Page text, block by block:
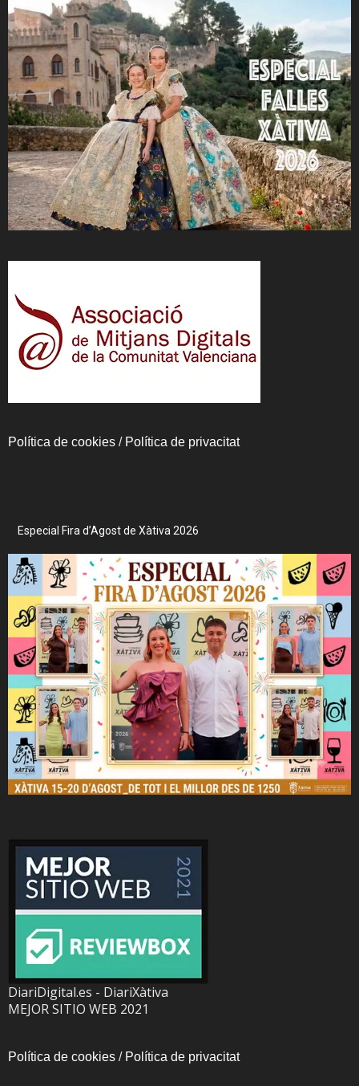
Política de cookies / Política de privacitat
Especial Fira d’Agost de Xàtiva 2026
DiariDigital.es - DiariXàtiva
MEJOR SITIO WEB 2021
Política de cookies / Política de privacitat